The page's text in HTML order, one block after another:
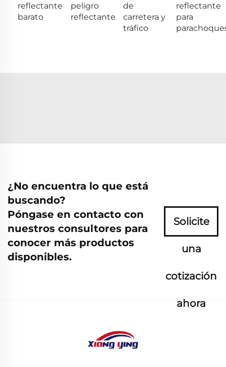
reflectante
barato
peligro
reflectante
de
carretera y
tráfico
reflectante
para
¿No encuentra lo que está
buscando?
Póngase en contacto con
nuestros consultores para
conocer más productos
disponibles.
Solicite
una
cotización
ahora